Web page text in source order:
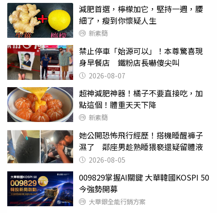
減肥首選，檸檬加它，堅持一週，腰
細了，瘦到你懷疑人生
新素簡
禁止停車「始源可以」！本尊驚喜現
身早餐店 鐵粉店長嚇傻尖叫
2026-08-07
超神減肥神器！橘子不要直接吃，加
點這個！體重天天下降
新素簡
她公開恐怖飛行經歷！搭機睡醒褲子
濕了 鄰座男趁熟睡猥褻還疑留體液
2026-08-05
009829掌握AI關鍵 大華韓國KOSPI 50
今強勢開募
大華銀全能行銷方案